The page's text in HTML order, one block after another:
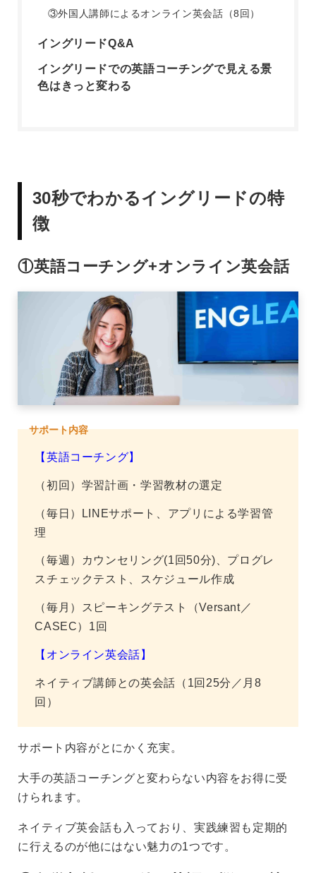
③外国人講師によるオンライン英会話（8回）
イングリードQ&A
イングリードでの英語コーチングで見える景
色はきっと変わる
30秒でわかるイングリードの特
徴
①英語コーチング+オンライン英会話
サポート内容
【英語コーチング】
（初回）学習計画・学習教材の選定
（毎日）LINEサポート、アプリによる学習管
理
（毎週）カウンセリング(1回50分)、プログレ
スチェックテスト、スケジュール作成
（毎月）スピーキングテスト（Versant／
CASEC）1回
【オンライン英会話】
ネイティブ講師との英会話（1回25分／月8
回）
サポート内容がとにかく充実。
大手の英語コーチングと変わらない内容をお得に受
けられます。
ネイティブ英会話も入っており、実践練習も定期的
に行えるのが他にはない魅力の1つです。